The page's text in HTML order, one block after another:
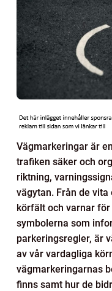
Vägmarkeringar är
trafiken säker och
riktning,
vägytan. Från de
körfält och varnar
symbolerna som
parkeringsregler, är
av vår vardagliga
vägmarkeringarnas
finns samt hur de